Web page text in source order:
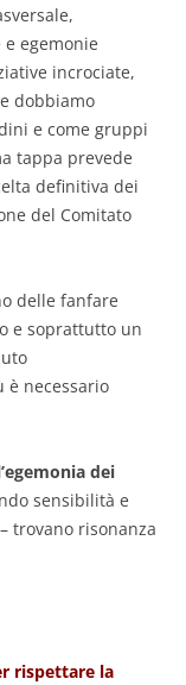
egemonie
incrociate,
dobbiamo
e come gruppi
tappa prevede
definitiva dei
del Comitato
delle fanfare
e soprattutto un
è necessario
dei
sensibilità e
trovano risonanza
rispettare la